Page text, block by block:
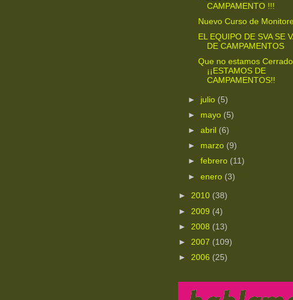
CAMPAMENTO !!!
Nuevo Curso de
EL EQUIPO DE SVA SE
DE CAMPAMENTOS
Que no estamos
¡¡ESTAMOS DE
CAMPAMENTOS!!
► julio (5)
► mayo (5)
►abril (6)
► marzo (9)
►febrero (11)
►enero (3)
► 2010 (38)
► 2009 (4)
► 2008 (13)
► 2007 (109)
► 2006 (25)